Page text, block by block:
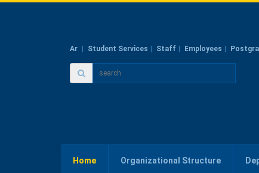
Ar Student Services Staff Employees
Home Organizational Structure